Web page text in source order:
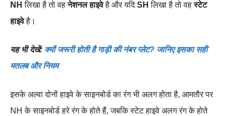
NHलिखा है तो वहनेशनल हाइवेहै और यदिSHलिखा है तो वहस्टेट
हाइवेहै।
यह भी देखें: क्यों जरूरी होती है गाड़ी की नंबर प्लेट? जानिए इसका सही
मतलब और नियम
इसके अल्वा दोनों हाइवे के साइनबोर्ड का रंग भी अलग होता है, आमतौर पर
NH के साइनबोर्ड हरे रंग के होते हैं, जबकि स्टेट हाइवे अलग रंग के होते